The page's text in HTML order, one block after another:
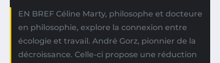
EN BREF Céline Marty, philosophe et docteure
en philosophie, explore la connexion entre
écologie et travail. André Gorz, pionnier de la
décroissance. Celle-ci propose une réduction